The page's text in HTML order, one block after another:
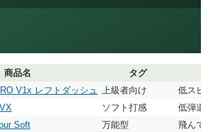
商品名
タグ
V1x レフトダッシュ 上級者向け
低スピ
ソフト打感
低弾道
Soft 万能型
飛んで